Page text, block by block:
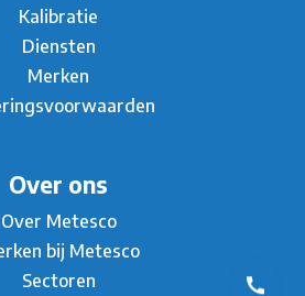
Kalibratie
Diensten
Merken
Over ons
Over Metesco
bij Metesco
Sectoren